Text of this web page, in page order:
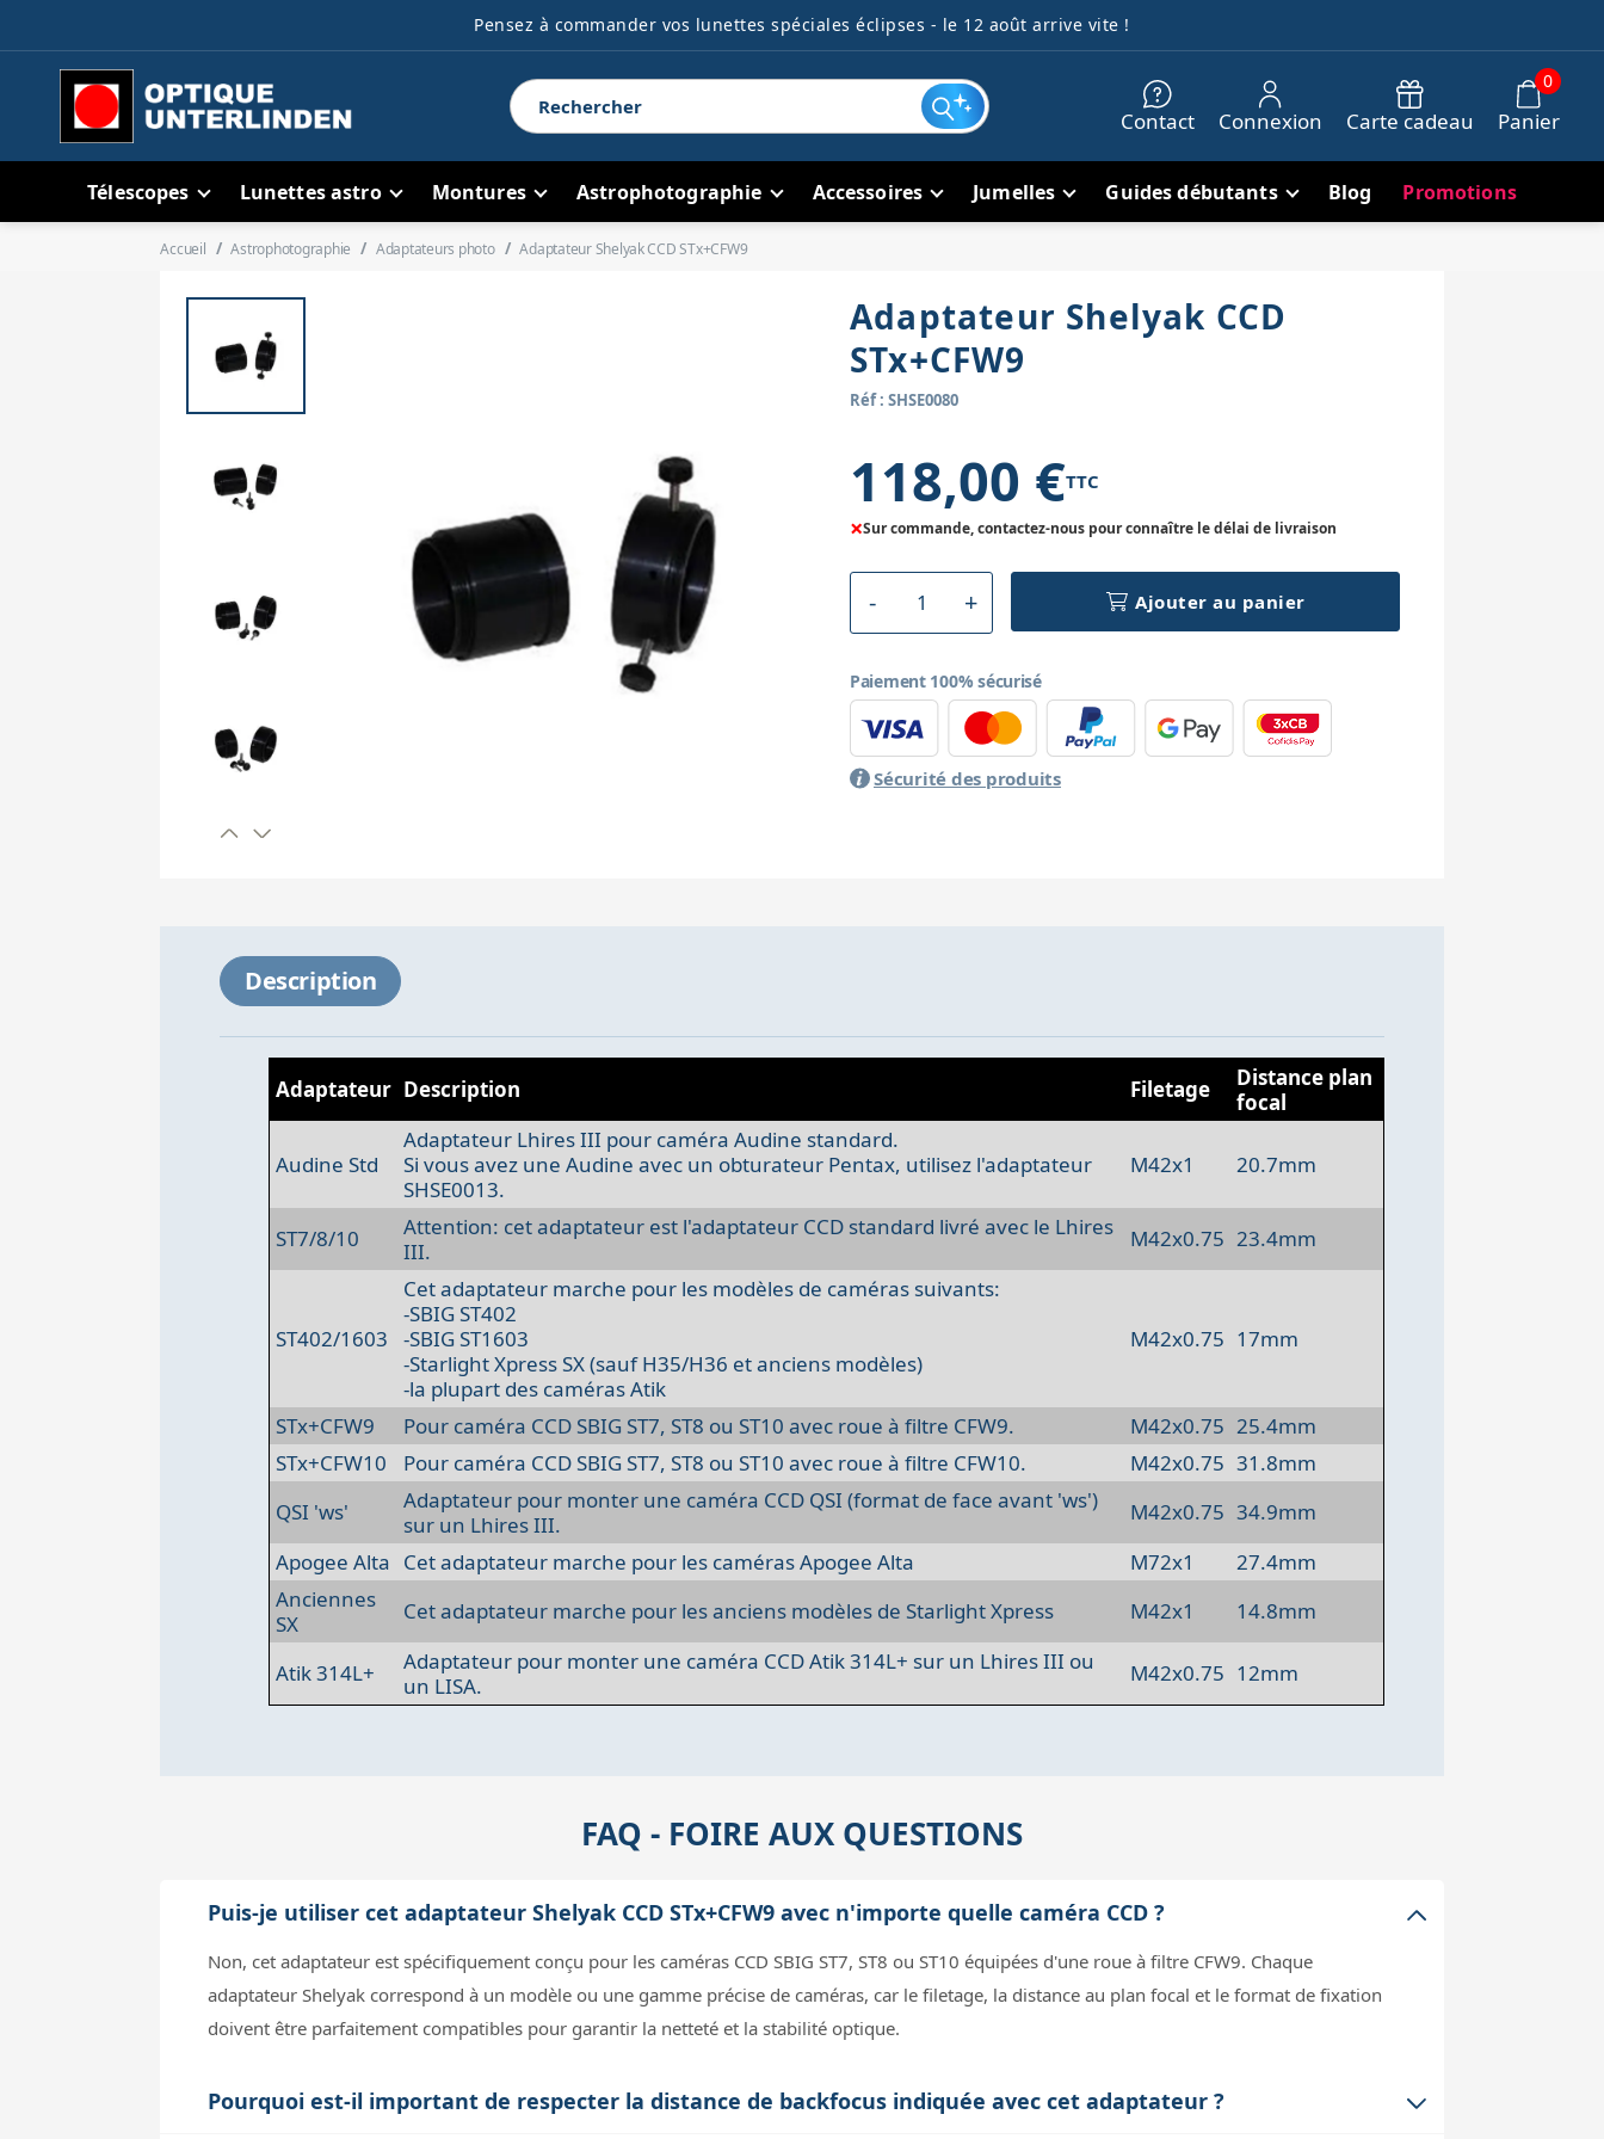
Pensez à commander vos lunettes spéciales éclipses - le 12 août arrive vite !
Contact Connexion Carte cadeau Panier
0
Télescopes Lunettes astro Montures Astrophotographie Accessoires Jumelles Guides débutants Blog Promotions
Accueil Astrophotographie Adaptateurs photo Adaptateur Shelyak CCD STx+CFW9
Adaptateur Shelyak CCD
STx+CFW9
Réf : SHSE0080
118,00 €TTC
×Sur commande, contactez-nous pour connaître le délai de livraison
Ajouter au panier
Paiement 100% sécurisé
Sécurité des produits
Description
Adaptateur Description Filetage
Distance plan
focal
Audine Std
Adaptateur Lhires III pour caméra Audine standard.
Si vous avez une Audine avec un obturateur Pentax, utilisez l'adaptateur
SHSE0013.
M42x1 20.7mm
ST7/8/10
Attention: cet adaptateur est l'adaptateur CCD standard livré avec le Lhires
III.
M42x0.75 23.4mm
ST402/1603
Cet adaptateur marche pour les modèles de caméras suivants:
-SBIG ST402
-SBIG ST1603
-Starlight Xpress SX (sauf H35/H36 et anciens modèles)
-la plupart des caméras Atik
M42x0.75 17mm
STx+CFW9 Pour caméra CCD SBIG ST7, ST8 ou ST10 avec roue à filtre CFW9. M42x0.75 25.4mm
STx+CFW10
Pour caméra CCD SBIG ST7, ST8 ou ST10 avec roue à filtre CFW10. M42x0.75 31.8mm
QSI 'ws'
Adaptateur pour monter une caméra CCD QSI (format de face avant 'ws')
sur un Lhires III.
M42x0.75 34.9mm
Apogee Alta Cet adaptateur marche pour les caméras Apogee Alta M72x1
27.4mm
Anciennes
SX
Cet adaptateur marche pour les anciens modèles de Starlight Xpress M42x1 14.8mm
Atik 314L+
Adaptateur pour monter une caméra CCD Atik 314L+ sur un Lhires III ou
un LISA.
M42x0.75 12mm
FAQ - FOIRE AUX QUESTIONS
Puis-je utiliser cet adaptateur Shelyak CCD STx+CFW9 avec n'importe quelle caméra CCD ?
Non, cet adaptateur est spécifiquement conçu pour les caméras CCD SBIG ST7, ST8 ou ST10 équipées d'une roue à filtre CFW9. Chaque
adaptateur Shelyak correspond à un modèle ou une gamme précise de caméras, car le filetage, la distance au plan focal et le format de fixation
doivent être parfaitement compatibles pour garantir la netteté et la stabilité optique.
Pourquoi est-il important de respecter la distance de backfocus indiquée avec cet adaptateur ?